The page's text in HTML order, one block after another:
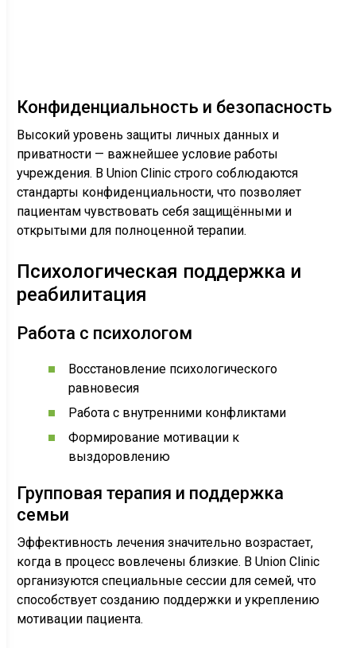
Конфиденциальность и безопасность
Высокий уровень защиты личных данных и
приватности — важнейшее условие работы
учреждения. В Union Clinic строго соблюдаются
стандарты конфиденциальности, что позволяет
пациентам чувствовать себя защищёнными и
открытыми для полноценной терапии.
Психологическая поддержка и
реабилитация
Работа с психологом
Восстановление психологического
равновесия
Работа с внутренними конфликтами
Формирование мотивации к
выздоровлению
Групповая терапия и поддержка
семьи
Эффективность лечения значительно возрастает,
когда в процесс вовлечены близкие. В Union Clinic
организуются специальные сессии для семей, что
способствует созданию поддержки и укреплению
мотивации пациента.